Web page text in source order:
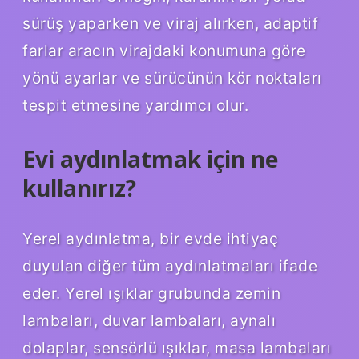
sürüş yaparken ve viraj alırken, adaptif
farlar aracın virajdaki konumuna göre
yönü ayarlar ve sürücünün kör noktaları
tespit etmesine yardımcı olur.
Evi aydınlatmak için ne
kullanırız?
Yerel aydınlatma, bir evde ihtiyaç
duyulan diğer tüm aydınlatmaları ifade
eder. Yerel ışıklar grubunda zemin
lambaları, duvar lambaları, aynalı
dolaplar, sensörlü ışıklar, masa lambaları